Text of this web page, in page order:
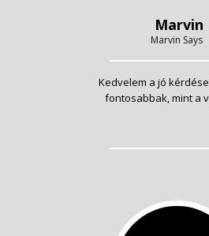
Marvin
Marvin Says
Kedvelem a jó
fontosabbak, mint a